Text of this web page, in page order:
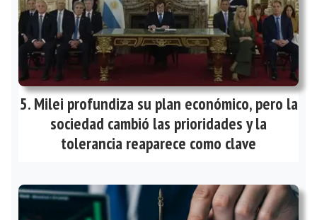
Milei profundiza su plan económico, pero la
sociedad cambió las prioridades y la
tolerancia reaparece como clave